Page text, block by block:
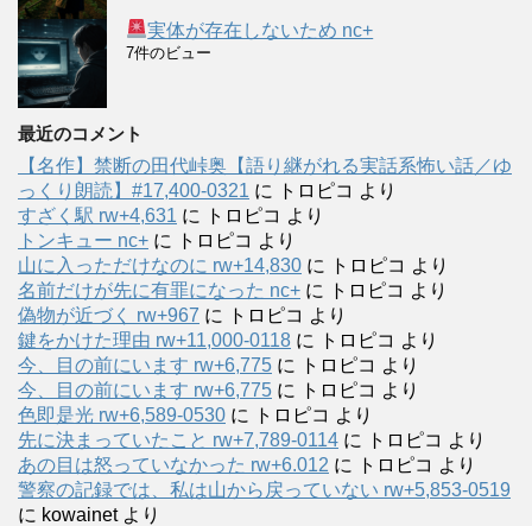
実体が存在しないため nc+
7件のビュー
最近のコメント
【名作】禁断の田代峠奥【語り継がれる実話系怖い話／ゆ
っくり朗読】#17,400-0321 に トロピコ より
すざく駅 rw+4,631 に トロピコ より
トンキュー nc+ に トロピコ より
山に入っただけなのに rw+14,830 に トロピコ より
名前だけが先に有罪になった nc+ に トロピコ より
偽物が近づく rw+967 に トロピコ より
鍵をかけた理由 rw+11,000-0118 に トロピコ より
今、目の前にいます rw+6,775 に トロピコ より
今、目の前にいます rw+6,775 に トロピコ より
色即是光 rw+6,589-0530 に トロピコ より
先に決まっていたこと rw+7,789-0114 に トロピコ より
あの目は怒っていなかった rw+6.012 に トロピコ より
警察の記録では、私は山から戻っていない rw+5,853-0519
に kowainetより